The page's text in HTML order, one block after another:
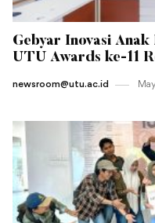
Gebyar Inovasi
UTU Awards ke-11
newsroom@utu.ac.id